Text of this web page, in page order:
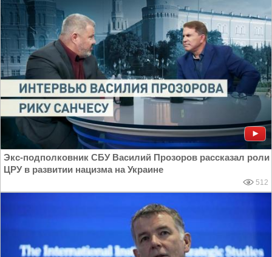
Экс-подполковник СБУ Василий Прозоров рассказал роли
ЦРУ в развитии нацизма на Украине
512